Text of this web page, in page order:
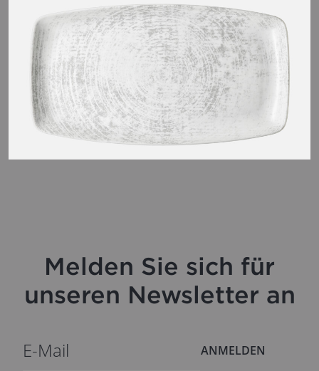
Melden Sie sich für
unseren Newsletter an
ANMELDEN